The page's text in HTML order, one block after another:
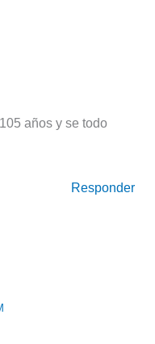
años y se todo
Responder